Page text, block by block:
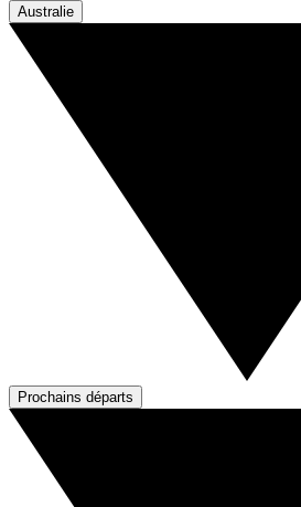
Australie
Prochains départs